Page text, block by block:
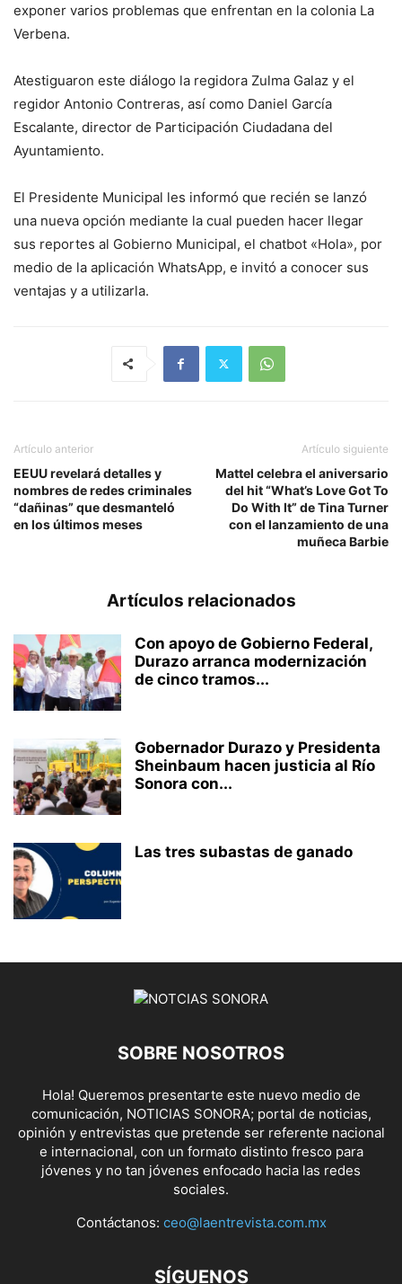
exponer varios problemas que enfrentan en la colonia La
Verbena.
Atestiguaron este diálogo la regidora Zulma Galaz y el
regidor Antonio Contreras, así como Daniel García
Escalante, director de Participación Ciudadana del
Ayuntamiento.
El Presidente Municipal les informó que recién se lanzó
una nueva opción mediante la cual pueden hacer llegar
sus reportes al Gobierno Municipal, el chatbot «Hola», por
medio de la aplicación WhatsApp, e invitó a conocer sus
ventajas y a utilizarla.
Artículo anterior
EEUU revelará detalles y
nombres de redes criminales
“dañinas” que desmanteló
en los últimos meses
Artículo siguiente
Mattel celebra el aniversario
del hit “What’s Love Got To
Do With It” de Tina Turner
con el lanzamiento de una
muñeca Barbie
Artículos relacionados
Con apoyo de Gobierno Federal,
Durazo arranca modernización
de cinco tramos...
Gobernador Durazo y Presidenta
Sheinbaum hacen justicia al Río
Sonora con...
Las tres subastas de ganado
SOBRE NOSOTROS
Hola! Queremos presentarte este nuevo medio de
comunicación, NOTICIAS SONORA; portal de noticias,
opinión y entrevistas que pretende ser referente nacional
e internacional, con un formato distinto fresco para
jóvenes y no tan jóvenes enfocado hacia las redes
sociales.
Contáctanos: ceo@laentrevista.com.mx
SÍGUENOS